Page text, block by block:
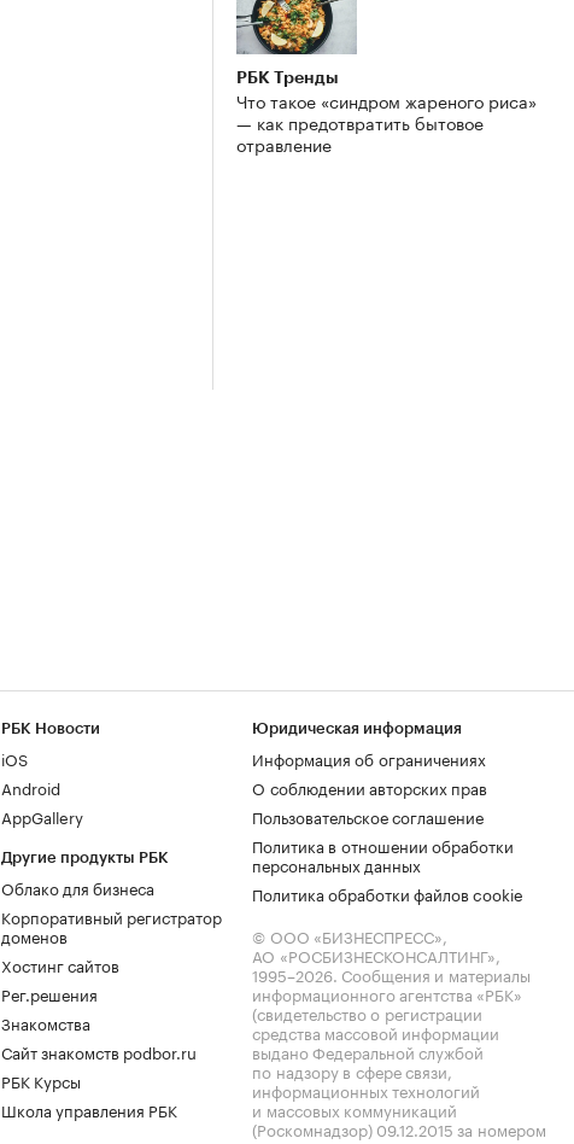
РБК Тренды
Что такое «синдром жареного риса»
— как предотвратить бытовое
отравление
РБК Новости
iOS
Android
AppGallery
Другие продукты РБК
Облако для бизнеса
Корпоративный регистратор
доменов
Хостинг сайтов
Рег.решения
Знакомства
Сайт знакомств podbor.ru
РБК Курсы
Школа управления РБК
Юридическая информация
Информация об ограничениях
О соблюдении авторских прав
Пользовательское соглашение
Политика в отношении обработки
персональных данных
Политика обработки файлов cookie
© ООО «БИЗНЕСПРЕСС»,
АО «РОСБИЗНЕСКОНСАЛТИНГ»,
1995–2026. Сообщения и материалы
информационного агентства «РБК»
(свидетельство о регистрации
средства массовой информации
выдано Федеральной службой
по надзору в сфере связи,
информационных технологий
и массовых коммуникаций
(Роскомнадзор) 09.12.2015 за номером